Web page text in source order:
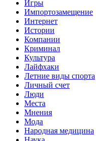
Игры
Импортозамещение
Интернет
Истории
Компании
Криминал
Культура
Лайфхаки
Летние виды спорта
Личный счет
Люди
Места
Мнения
Мода
Народная медицина